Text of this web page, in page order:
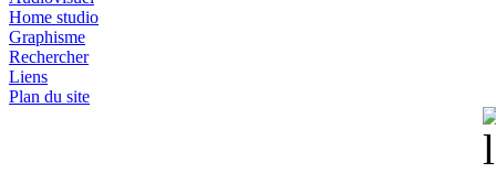
Home studio
Graphisme
Rechercher
Liens
Plan du site